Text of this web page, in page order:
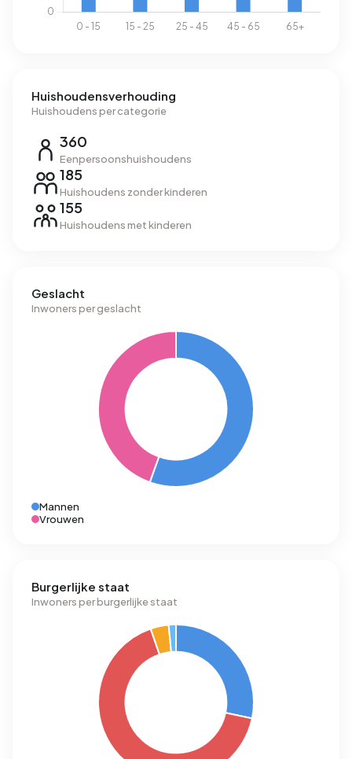
Huishoudensverhouding
Huishoudens per categorie
360
Eenpersoonshuishoudens
185
Huishoudens zonder kinderen
155
Huishoudens met kinderen
Geslacht
Inwoners per geslacht
Mannen
Vrouwen
Burgerlijke staat
Inwoners per burgerlijke staat